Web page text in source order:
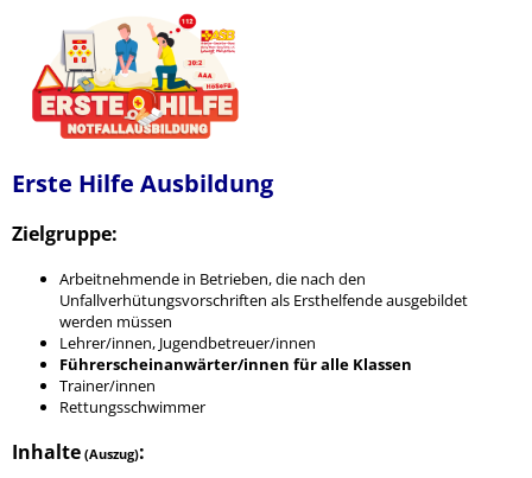
Erste Hilfe Ausbildung
Zielgruppe:
Arbeitnehmende in Betrieben, die nach den
Unfallverhütungsvorschriften als Ersthelfende ausgebildet
werden müssen
Lehrer/innen, Jugendbetreuer/innen
Führerscheinanwärter/innen für alle Klassen
Trainer/innen
Rettungsschwimmer
Inhalte (Auszug):